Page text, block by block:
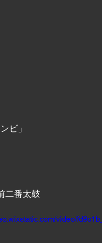
ビ」
二番太鼓
video/